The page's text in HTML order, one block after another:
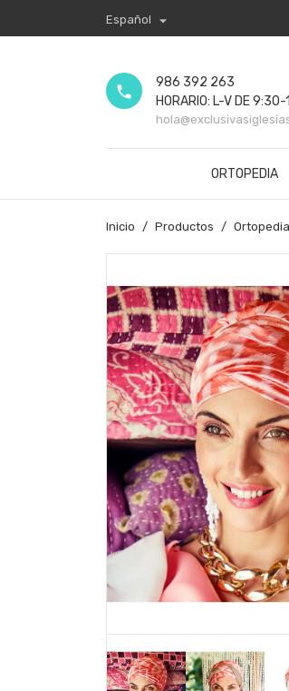
Español 
phone
986 392 263
HORARIO: L-V DE
ORTOPEDIA
Inicio Productos Ortopedia